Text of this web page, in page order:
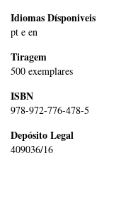
Idiomas Dísponiveis
pt e en
Tiragem
500 exemplares
ISBN
978-972-776-478-5
Depósito Legal
409036/16